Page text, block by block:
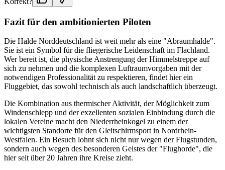
Fazit für den ambitionierten Piloten
Die Halde Norddeutschland ist weit mehr als eine "Abraumhalde".
Sie ist ein Symbol für die fliegerische Leidenschaft im Flachland.
Wer bereit ist, die physische Anstrengung der Himmelstreppe auf
sich zu nehmen und die komplexen Luftraumvorgaben mit der
notwendigen Professionalität zu respektieren, findet hier ein
Fluggebiet, das sowohl technisch als auch landschaftlich überzeugt.
Die Kombination aus thermischer Aktivität, der Möglichkeit zum
Windenschlepp und der exzellenten sozialen Einbindung durch die
lokalen Vereine macht den Niederrheinkogel zu einem der
wichtigsten Standorte für den Gleitschirmsport in Nordrhein-
Westfalen. Ein Besuch lohnt sich nicht nur wegen der Flugstunden,
sondern auch wegen des besonderen Geistes der "Flughorde", die
hier seit über 20 Jahren ihre Kreise zieht.